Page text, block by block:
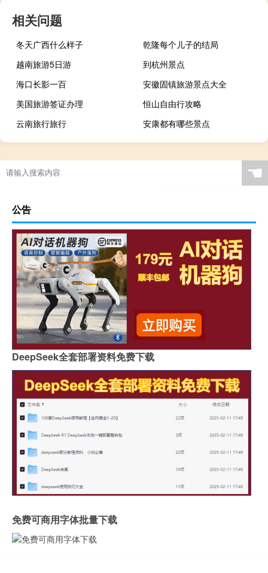
相关问题
冬天广西什么样子
乾隆每个儿子的结局
越南旅游5日游
到杭州景点
海口长影一百
安徽固镇旅游景点大全
美国旅游签证办理
恒山自由行攻略
云南旅行旅行
安康都有哪些景点
☚
公告
DeepSeek全套部署资料免费下载
免费可商用字体批量下载